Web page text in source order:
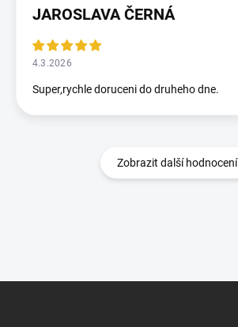
JAROSLAVA ČERNÁ
4.3.2026
Super,rychle doruceni do druheho dne.
Zobrazit další hodnocení